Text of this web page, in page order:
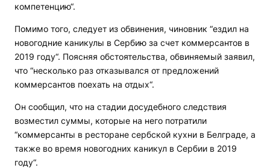
компетенцию“.
Помимо того, следует из обвинения, чиновник “ездил на
новогодние каникулы в Сербию за счет коммерсантов в
2019 году“. Поясняя обстоятельства, обвиняемый заявил,
что “несколько раз отказывался от предложений
коммерсантов поехать на отдых“.
Он сообщил, что на стадии досудебного следствия
возместил суммы, которые на него потратили
“коммерсанты в ресторане сербской кухни в Белграде, а
также во время новогодних каникул в Сербии в 2019
году“.